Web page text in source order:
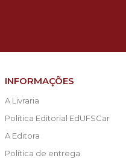
INFORMAÇÕES
A Livraria
Política Editorial EdUFSCar
A Editora
Política de entrega